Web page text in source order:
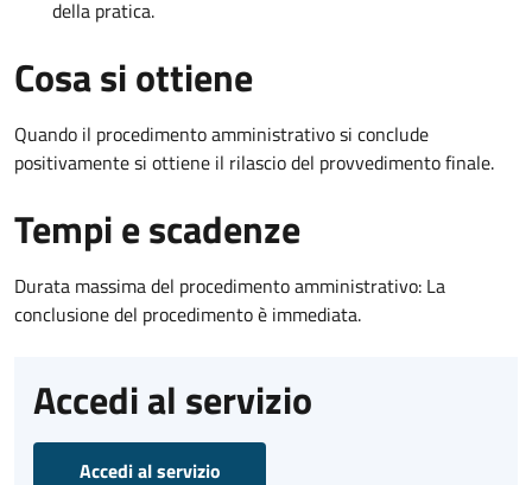
della pratica.
Cosa si ottiene
Quando il procedimento amministrativo si conclude
positivamente si ottiene il rilascio del provvedimento finale.
Tempi e scadenze
Durata massima del procedimento amministrativo: La
conclusione del procedimento è immediata.
Accedi al servizio
Accedi al servizio